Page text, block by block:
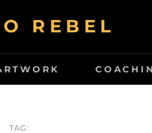
REBEL
TAG: